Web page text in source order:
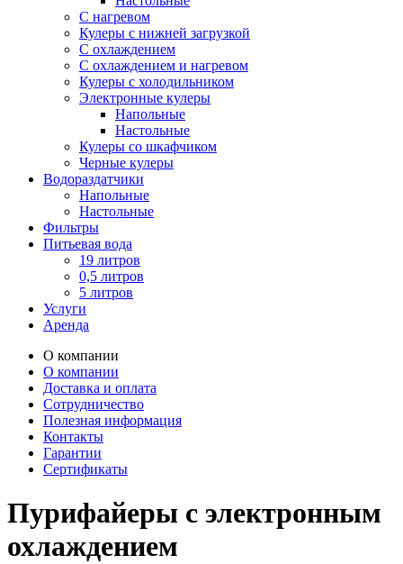
С нагревом
Кулеры с нижней загрузкой
С охлаждением
С охлаждением и нагревом
Кулеры с холодильником
Электронные кулеры
Напольные
Настольные
Кулеры со шкафчиком
Черные кулеры
Водораздатчики
Напольные
Настольные
Фильтры
Питьевая вода
19 литров
0,5 литров
5 литров
Услуги
Аренда
О компании
О компании
Доставка и оплата
Сотрудничество
Полезная информация
Контакты
Гарантии
Сертификаты
Пурифайеры с электронным
охлаждением